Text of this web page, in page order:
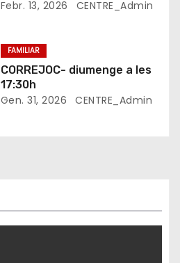
Febr. 13, 2026 CENTRE_Admin
FAMILIAR
CORREJOC- diumenge a les
17:30h
Gen. 31, 2026 CENTRE_Admin